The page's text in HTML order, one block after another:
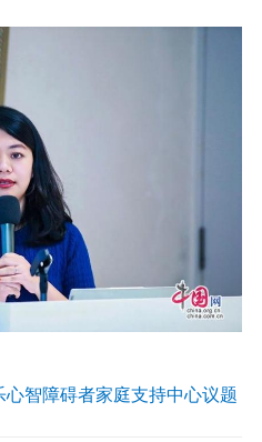
智障碍者家庭支持中心议题